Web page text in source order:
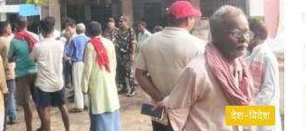
देश-विदेश